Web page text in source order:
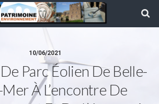
10/06/2021
Parc Éolien De Belle-
À L’encontre De